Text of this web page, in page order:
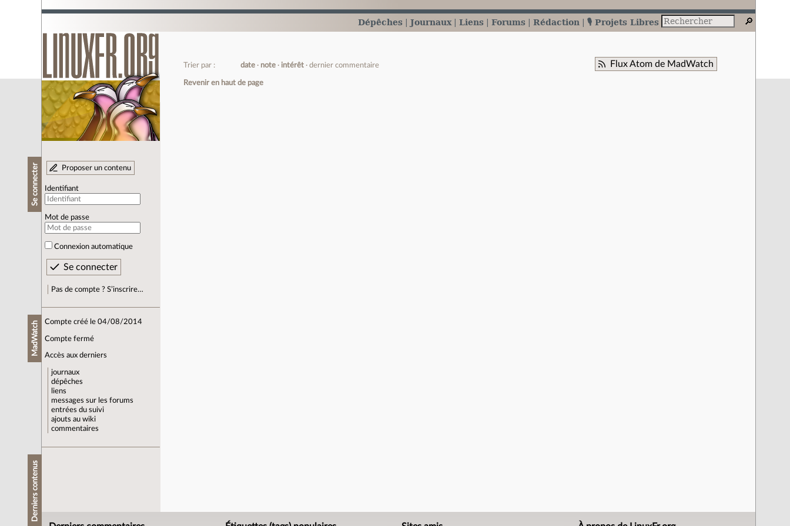
Dépêches Journaux Liens Forums Rédaction 🎙️ Projets Libres
Se connecter Proposer un contenu
Identifiant
Mot de passe
Connexion automatique
Pas de compte ? S’inscrire…
MadWatch Compte créé le 04/08/2014
Compte fermé
Accès aux derniers
journaux
dépêches
liens
messages sur les forums
entrées du suivi
ajouts au wiki
commentaires
Derniers contenus
Flux Atom de MadWatch
Trier par : date note intérêt dernier commentaire
Revenir en haut de page